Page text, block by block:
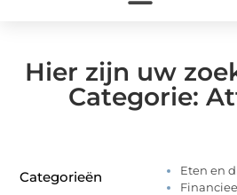
Hier zijn uw
Categorie:
Categorieën
Eten en